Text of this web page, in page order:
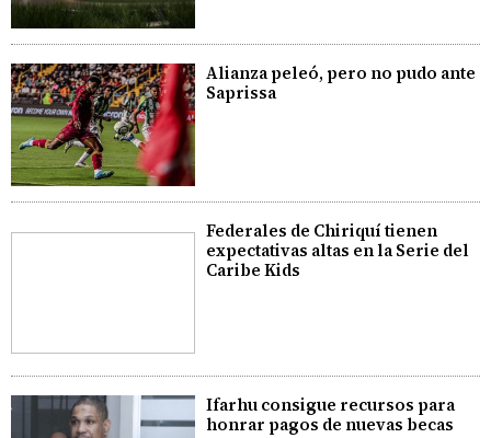
Alianza peleó, pero no pudo ante
Saprissa
Federales de Chiriquí tienen
expectativas altas en la Serie del
Caribe Kids
Ifarhu consigue recursos para
honrar pagos de nuevas becas